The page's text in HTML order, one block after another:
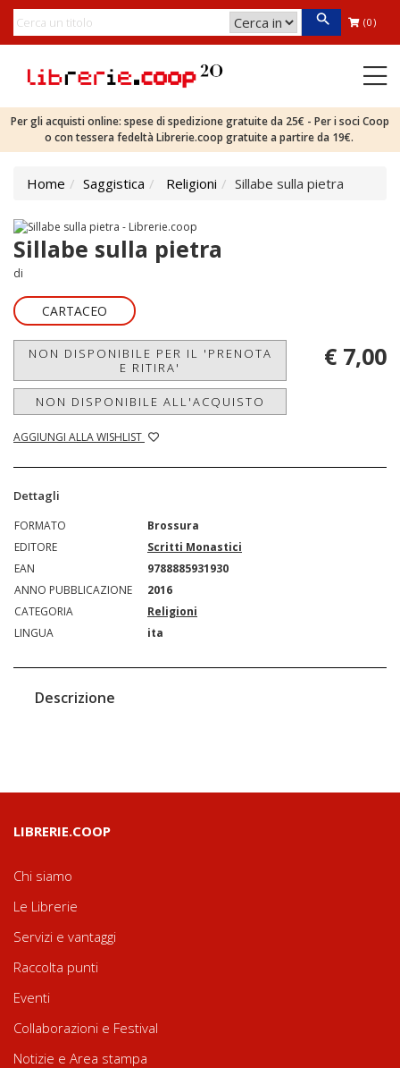
(0)
Per gli acquisti online: spese di spedizione gratuite da 25€ - Per i soci Coop
o con tessera fedeltà Librerie.coop gratuite a partire da 19€.
Home Saggistica Religioni Sillabe sulla pietra
Sillabe sulla pietra
di
CARTACEO
NON DISPONIBILE PER IL 'PRENOTA
E RITIRA'
NON DISPONIBILE ALL'ACQUISTO
AGGIUNGI ALLA WISHLIST
€ 7,00
Dettagli
FORMATO
Brossura
EDITORE
Scritti Monastici
EAN
9788885931930
ANNO PUBBLICAZIONE
2016
CATEGORIA
Religioni
LINGUA
ita
Descrizione
LIBRERIE.COOP
Chi siamo
Le Librerie
Servizi e vantaggi
Raccolta punti
Eventi
Collaborazioni e Festival
Notizie e Area stampa